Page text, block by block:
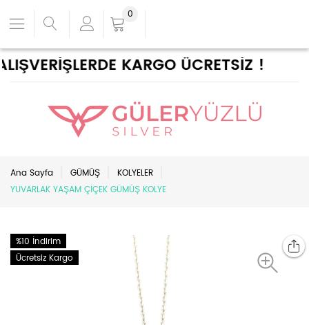
KARGO ÜCRETSİZ !
0
Ana Sayfa GÜMÜŞ
KOLYELER
YUVARLAK YAŞAM ÇİÇEK GÜMÜŞ KOLYE
%10 İndirim
Ücretsiz Kargo